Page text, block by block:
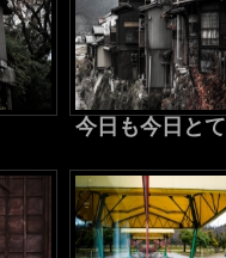
今日も今日とて